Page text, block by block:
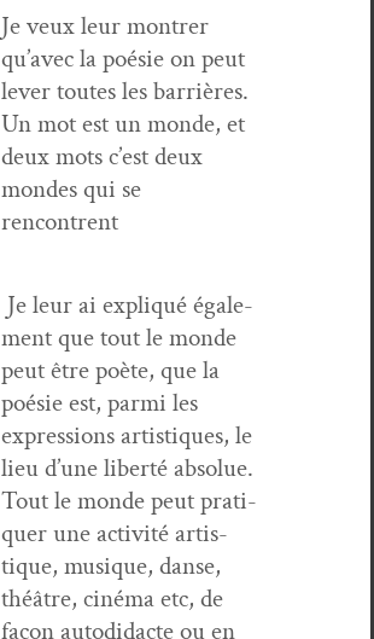
Je veux leur mon­tr­er
qu’avec la poésie on peut
lever toutes les bar­rières.
Un mot est un monde, et
deux mots c’est deux
mon­des qui se
rencontrent
Je leur ai expliqué égale­
ment que tout le monde
peut être poète, que la
poésie est, par­mi les
expres­sions artis­tiques, le
lieu d’une lib­erté absolue.
Tout le monde peut pra­ti­
quer une activ­ité artis­
tique, musique, danse,
théâtre, ciné­ma etc, de
façon auto­di­dacte ou en